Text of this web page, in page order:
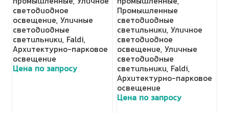
промышленные, Уличное
светодиодное
освещение, Уличные
светодиодные
светильники, Faldi,
Архитектурно-парковое
освещение
Цена по запросу
промышленные,
Промышленные
светодиодные
светильники, Уличное
светодиодное
освещение, Уличные
светодиодные
светильники, Faldi,
Архитектурно-парковое
освещение
Цена по запросу